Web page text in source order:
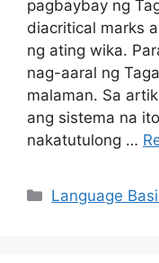
pagbaybay ng
diacritical marks
ng ating wika.
nag-aaral ng
malaman. Sa
ang sistema na
nakatutulong …
Categories
Language